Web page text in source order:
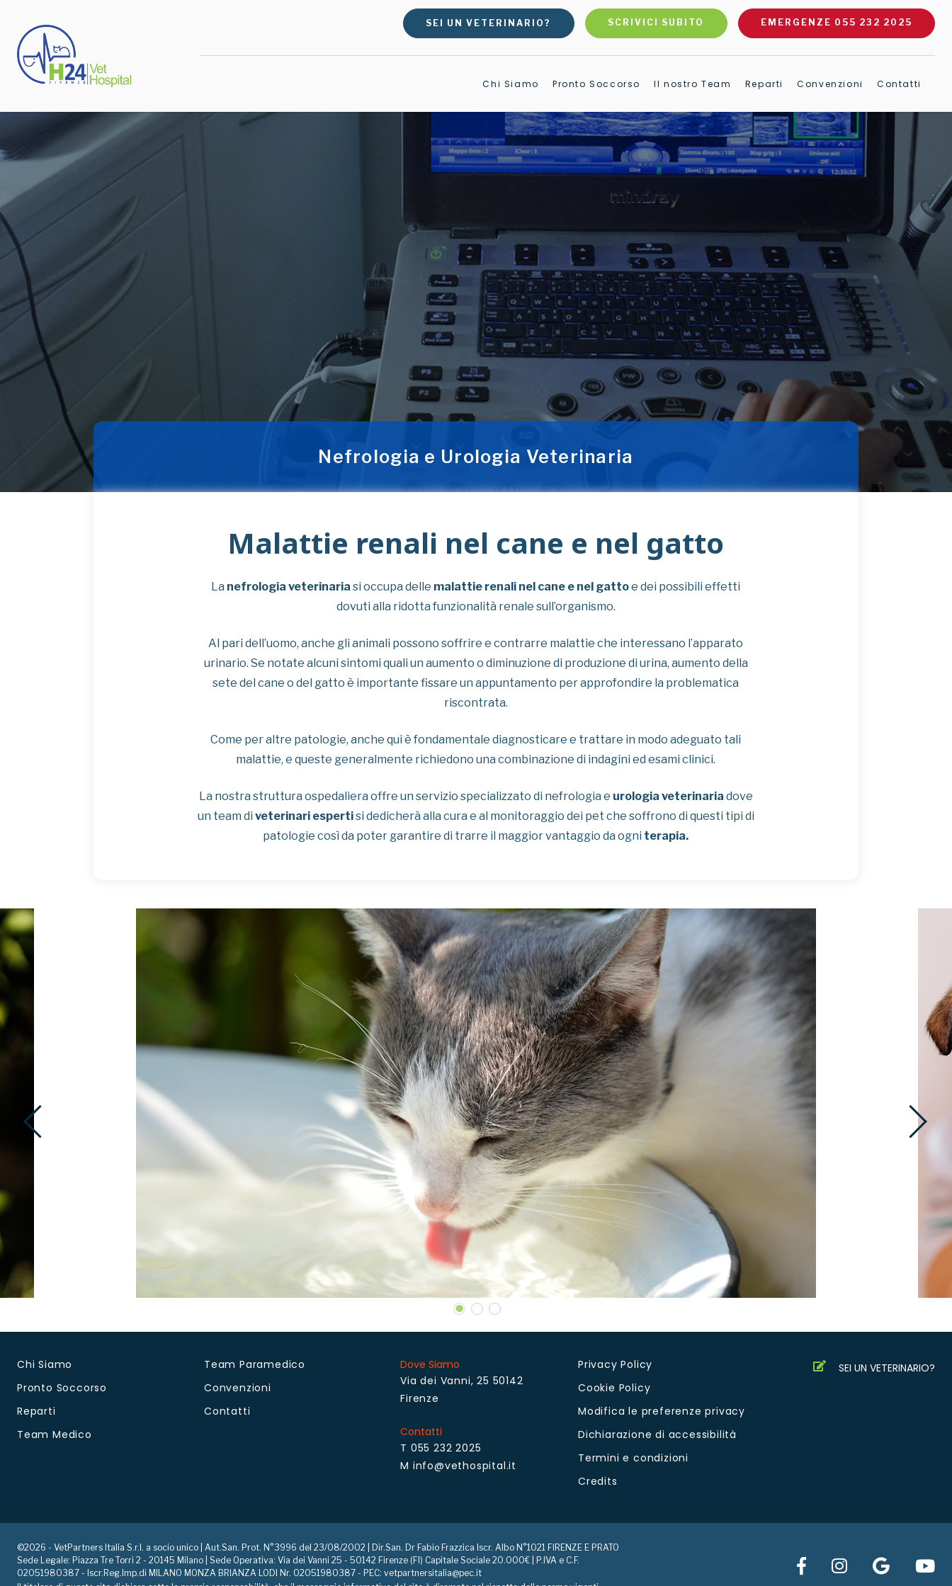
SEI UN VETERINARIO? SCRIVICI SUBITO EMERGENZE 055 232 2025
Chi Siamo Pronto Soccorso Il nostro Team Reparti Convenzioni Contatti
Nefrologia e Urologia Veterinaria
Malattie renali nel cane e nel gatto
La nefrologia veterinaria si occupa delle malattie renali nel cane e nel gattoe dei possibili effetti
dovuti alla ridotta funzionalità renale sull’organismo.
Al pari dell’uomo, anche gli animali possono soffrire e contrarre malattie che interessano l’apparato
urinario. Se notate alcuni sintomi quali un aumento o diminuzione di produzione di urina, aumento della
sete del cane o del gatto è importante fissare un appuntamento per approfondire la problematica
riscontrata.
Come per altre patologie, anche qui è fondamentale diagnosticare e trattare in modo adeguato tali
malattie, e queste generalmente richiedono una combinazione di indagini ed esami clinici.
La nostra struttura ospedaliera offre un servizio specializzato di nefrologia e urologia veterinaria dove
un team di veterinari espertisi dedicherà alla cura e al monitoraggio dei pet che soffrono di questi tipi di
patologie così da poter garantire di trarre il maggior vantaggio da ogni terapia.
Chi Siamo
Pronto Soccorso
Reparti
Team Medico
Team Paramedico
Convenzioni
Contatti
Dove Siamo
Via dei Vanni, 25 50142
Firenze
Contatti
T 055 232 2025
M info@vethospital.it
Privacy Policy
Cookie Policy
Modifica le preferenze privacy
Dichiarazione di accessibilità
Termini e condizioni
Credits
SEI UN VETERINARIO?
©2026 - VetPartners Italia S.r.l. a socio unico | Aut.San. Prot. N°3996 del 23/08/2002 | Dir.San. Dr Fabio Frazzica Iscr. Albo N°1021 FIRENZE E PRATO
Sede Legale: Piazza Tre Torri 2 - 20145 Milano | Sede Operativa: Via dei Vanni 25 - 50142 Firenze (FI) Capitale Sociale 20.000€ | P.IVA e C.F.
02051980387 - Iscr.Reg.Imp.di MILANO MONZA BRIANZA LODI Nr. 02051980387 - PEC: vetpartnersitalia@pec.it